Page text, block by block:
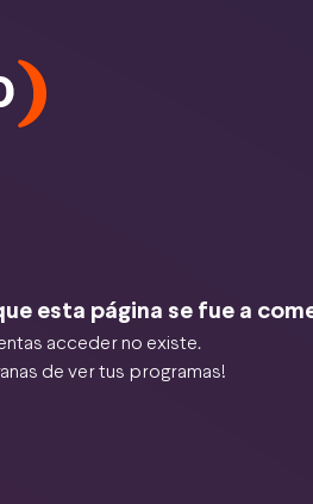
esta página se fue a
acceder no existe.
de ver tus programas!